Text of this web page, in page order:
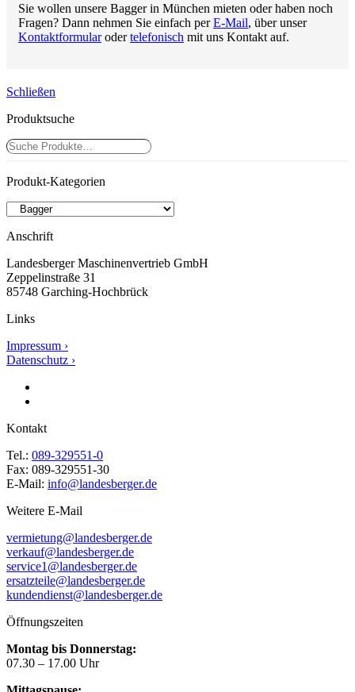
Sie wollen unsere Bagger in München mieten oder haben noch
Fragen? Dann nehmen Sie einfach perE-Mail, über unser
Kontaktformularodertelefonisch mit uns Kontakt auf.
Schließen
Produktsuche
Suchen
Produkt-Kategorien
Anschrift
Landesberger Maschinenvertrieb GmbH
Zeppelinstraße 31
85748 Garching-Hochbrück
Links
Impressum ›
Datenschutz ›
Kontakt
Tel.: 089-329551-0
Fax: 089-329551-30
E-Mail: info@landesberger.de
Weitere E-Mail
vermietung@landesberger.de
verkauf@landesberger.de
service1@landesberger.de
ersatzteile@landesberger.de
kundendienst@landesberger.de
Öffnungszeiten
Montag bis Donnerstag:
07.30 – 17.00 Uhr